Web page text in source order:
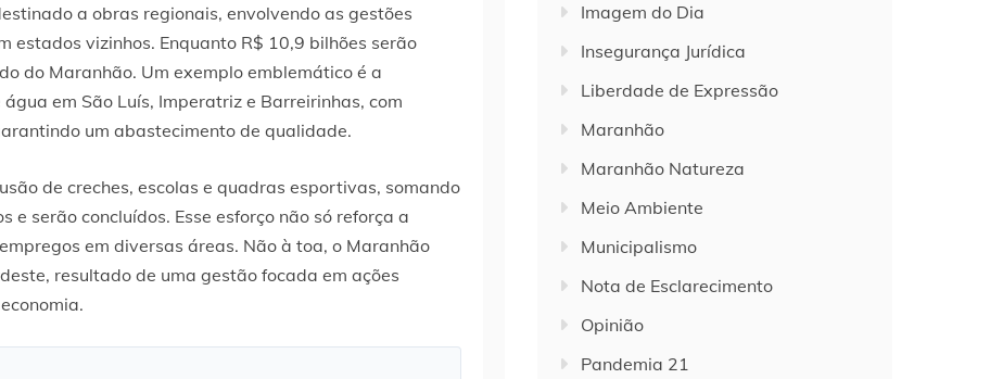
a obras regionais, envolvendo as gestões
estados vizinhos. Enquanto R$ 10,9 bilhões serão
do Maranhão. Um exemplo emblemático é a
em São Luís, Imperatriz e Barreirinhas, com
um abastecimento de qualidade.
de creches, escolas e quadras esportivas, somando
serão concluídos. Esse esforço não só reforça a
em diversas áreas. Não à toa, o Maranhão
resultado de uma gestão focada em ações
Imagem do Dia
Insegurança Jurídica
Liberdade de Expressão
Maranhão
Maranhão Natureza
Meio Ambiente
Municipalismo
Nota de Esclarecimento
Opinião
Pandemia 21